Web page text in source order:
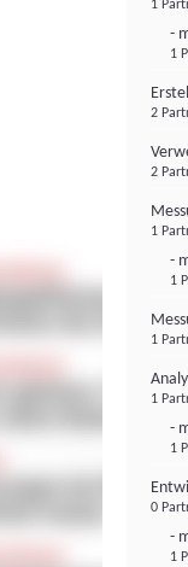
1
-
1
2
2
1
-
1
1
1
-
1
0
-
1